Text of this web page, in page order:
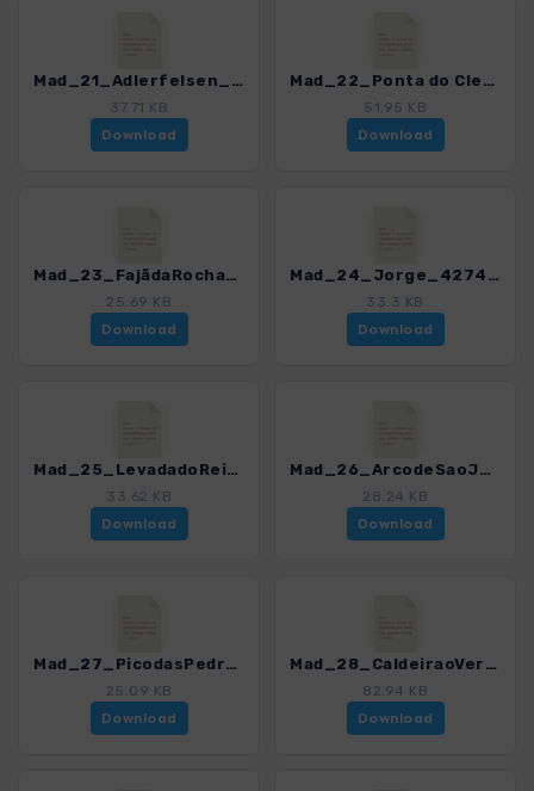
Mad_21_Adlerfelsen_4274_16.gpx
37.71 KB
Download
Mad_22_Ponta do Clerigo_4274_16.gpx
51.95 KB
Download
Mad_23_FajãdaRochadoNavio_4274_16.gpx
25.69 KB
Download
Mad_24_Jorge_4274_16.gpx
33.3 KB
Download
Mad_25_LevadadoRei_4274_16.gpx
33.62 KB
Download
Mad_26_ArcodeSaoJorge_4274_16.gpx
28.24 KB
Download
Mad_27_PicodasPedras-Queimadas_4274_16.gpx
25.09 KB
Download
Mad_28_CaldeiraoVerde_4274_16.gpx
82.94 KB
Download